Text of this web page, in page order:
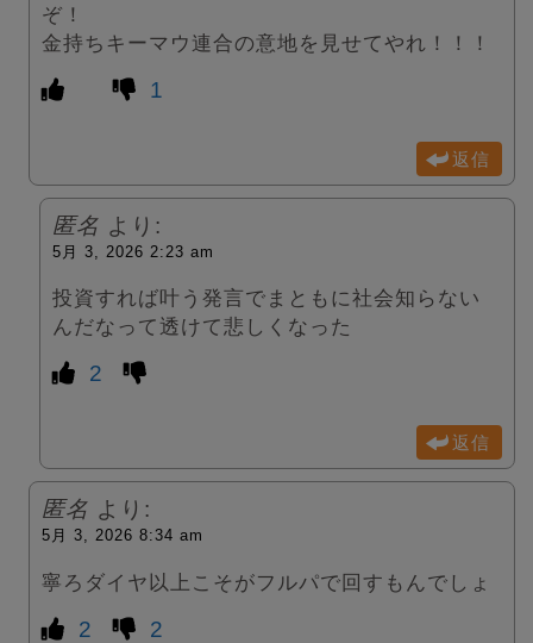
ぞ！
金持ちキーマウ連合の意地を見せてやれ！！！
1
返信
匿名 より:
5月 3, 2026 2:23 am
投資すれば叶う発言でまともに社会知らない
んだなって透けて悲しくなった
2
返信
匿名 より:
5月 3, 2026 8:34 am
寧ろダイヤ以上こそがフルパで回すもんでしょ
2 2